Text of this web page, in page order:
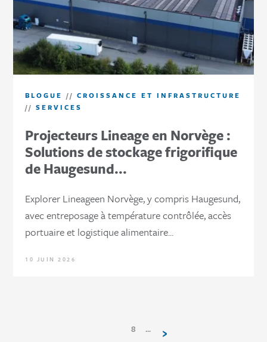
BLOGUE //CROISSANCE ET INFRASTRUCTURE
//SERVICES
Projecteurs Lineage en Norvège :
Solutions de stockage frigorifique
de Haugesund...
Explorer Lineageen Norvège, y compris Haugesund,
avec entreposage à température contrôlée, accès
portuaire et logistique alimentaire...
10 JUIN 2026
PAGE
PAGE
PAGEPAGE
PAGE
8 … ›